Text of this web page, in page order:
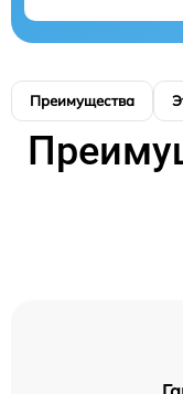
Преимущества